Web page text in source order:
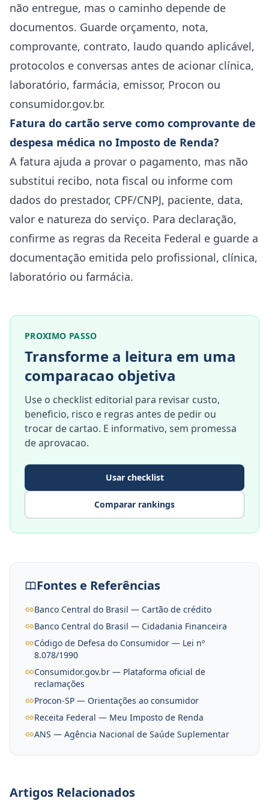
não entregue, mas o caminho depende de
documentos. Guarde orçamento, nota,
comprovante, contrato, laudo quando aplicável,
protocolos e conversas antes de acionar clínica,
laboratório, farmácia, emissor, Procon ou
consumidor.gov.br.
Fatura do cartão serve como comprovante de
despesa médica no Imposto de Renda?
A fatura ajuda a provar o pagamento, mas não
substitui recibo, nota fiscal ou informe com
dados do prestador, CPF/CNPJ, paciente, data,
valor e natureza do serviço. Para declaração,
confirme as regras da Receita Federal e guarde a
documentação emitida pelo profissional, clínica,
laboratório ou farmácia.
PROXIMO PASSO
Transforme a leitura em uma
comparacao objetiva
Use o checklist editorial para revisar custo,
beneficio, risco e regras antes de pedir ou
trocar de cartao. E informativo, sem promessa
de aprovacao.
Usar checklist
Comparar rankings
Fontes e Referências
Banco Central do Brasil — Cartão de crédito
Banco Central do Brasil — Cidadania Financeira
Código de Defesa do Consumidor — Lei nº
8.078/1990
Consumidor.gov.br — Plataforma oficial de
reclamações
Procon-SP — Orientações ao consumidor
Receita Federal — Meu Imposto de Renda
ANS — Agência Nacional de Saúde Suplementar
Artigos Relacionados